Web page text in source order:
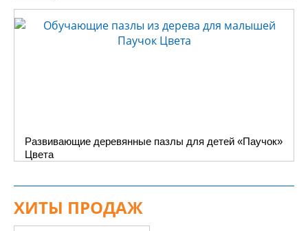
Развивающие деревянные пазлы для детей «Паучок»
Цвета
ХИТЫ ПРОДАЖ